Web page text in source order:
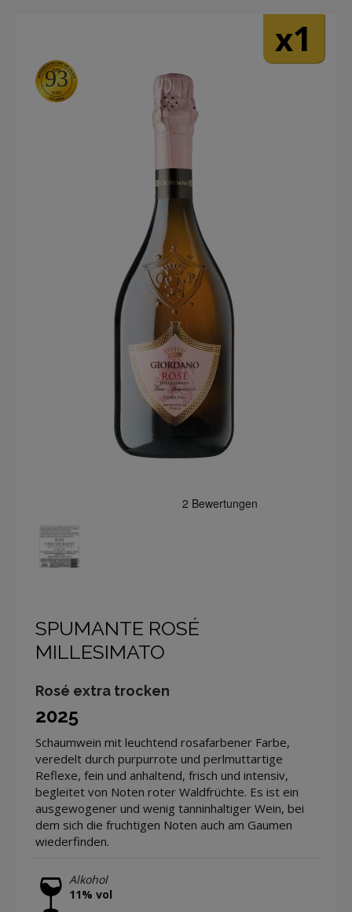
93
SPUMANTE ROSÉ
MILLESIMATO
Rosé extra trocken
2025
Schaumwein mit leuchtend rosafarbener Farbe,
veredelt durch purpurrote und perlmuttartige
Reflexe, fein und anhaltend, frisch und intensiv,
begleitet von Noten roter Waldfrüchte. Es ist ein
ausgewogener und wenig tanninhaltiger Wein, bei
dem sich die fruchtigen Noten auch am Gaumen
wiederfinden.
Alkohol
11% vol
x1